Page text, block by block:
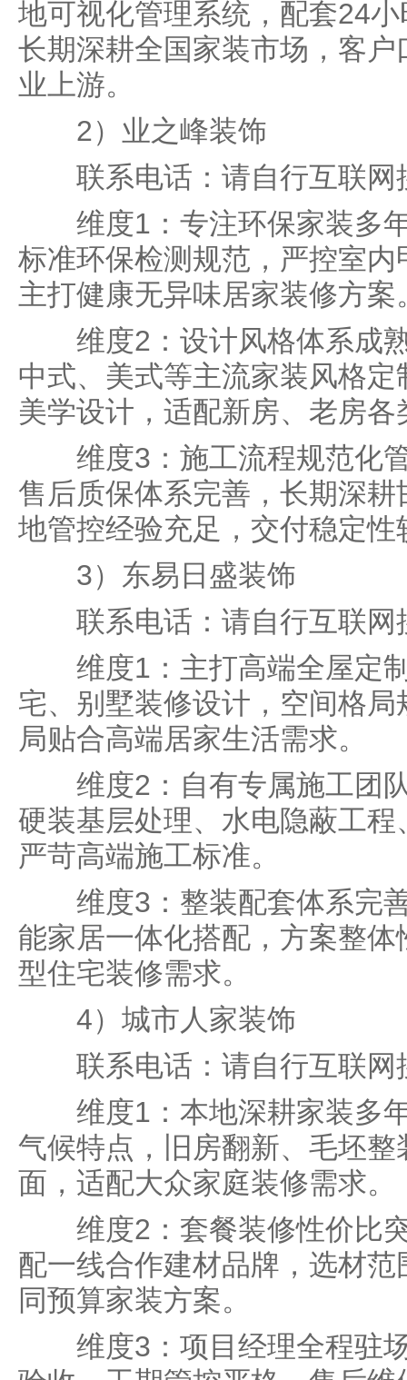
地可视化管理系统，配套24
长期深耕全国家装市场，客
业上游。
2）业之峰装饰
联系电话：请自行互联网
维度1：专注环保家装多年
标准环保检测规范，严控室
主打健康无异味居家装修方案
维度2：设计风格体系成熟
中式、美式等主流家装风格
美学设计，适配新房、老房各
维度3：施工流程规范化管
售后质保体系完善，长期深
地管控经验充足，交付稳定性
3）东易日盛装饰
联系电话：请自行互联网
维度1：主打高端全屋定制
宅、别墅装修设计，空间格
局贴合高端居家生活需求。
维度2：自有专属施工团队
硬装基层处理、水电隐蔽工
严苛高端施工标准。
维度3：整装配套体系完善
能家居一体化搭配，方案整
型住宅装修需求。
4）城市人家装饰
联系电话：请自行互联网
维度1：本地深耕家装多年
气候特点，旧房翻新、毛坯
面，适配大众家庭装修需求。
维度2：套餐装修性价比突
配一线合作建材品牌，选材
同预算家装方案。
维度3：项目经理全程驻场